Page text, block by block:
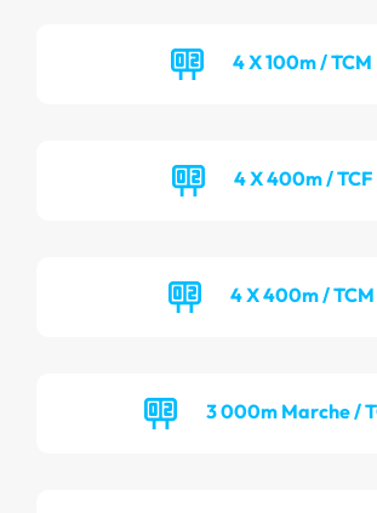
4 X 100m / TCM
4 X 400m / TCF
4 X 400m / TCM
3 000m Marche /